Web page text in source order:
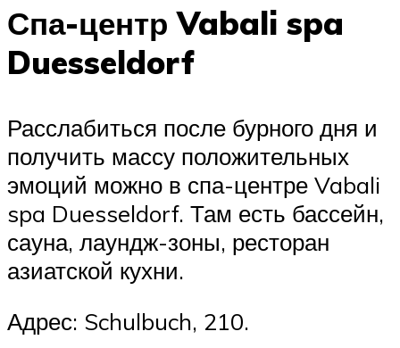
Спа-центр Vabali spa
Duesseldorf
Расслабиться после бурного дня и
получить массу положительных
эмоций можно в спа-центре Vabali
spa Duesseldorf. Там есть бассейн,
сауна, лаундж-зоны, ресторан
азиатской кухни.
Адрес: Schulbuch, 210.